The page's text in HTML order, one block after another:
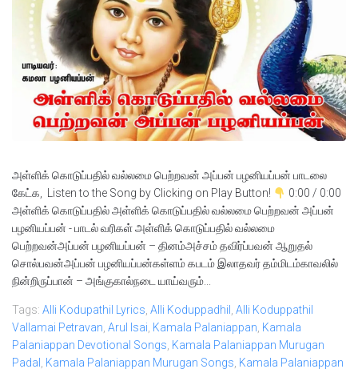
அள்ளிக் கொடுப்பதில் வல்லமை பெற்றவன் அப்பன் பழனியப்பன் பாடலை
கேட்க, Listen to the Song by Clicking on Play Button!
0:00 / 0:00
அள்ளிக் கொடுப்பதில் அள்ளிக் கொடுப்பதில் வல்லமை பெற்றவன் அப்பன்
பழனியப்பன் - பாடல் வரிகள் அள்ளிக் கொடுப்பதில் வல்லமை
பெற்றவன்அப்பன் பழனியப்பன் – தினம்அச்சம் தவிர்ப்பவன் ஆறுதல்
சொல்பவன்அப்பன் பழனியப்பன்கள்ளம் கபடம் இலாதவர் தம்மிடம்காவலில்
நின்றிருப்பான் – அங்குகால்நடை யாய்வரும்...
Tags: Alli Kodupathil Lyrics, Alli Koduppadhil , Alli Koduppathil
Vallamai Petravan, Arul Isai, Kamala Palaniappan, Kamala
Palaniappan Devotional Songs, Kamala Palaniappan Murugan
Padal , Kamala Palaniappan Murugan Songs, Kamala Palaniappan